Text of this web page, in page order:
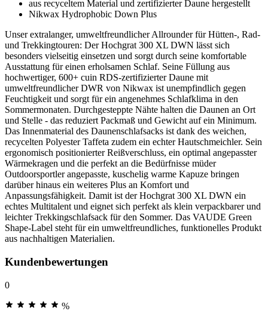
aus recyceltem Material und zertifizierter Daune hergestellt
Nikwax Hydrophobic Down Plus
Unser extralanger, umweltfreundlicher Allrounder für Hütten-, Rad-
und Trekkingtouren: Der Hochgrat 300 XL DWN lässt sich
besonders vielseitig einsetzen und sorgt durch seine komfortable
Ausstattung für einen erholsamen Schlaf. Seine Füllung aus
hochwertiger, 600+ cuin RDS-zertifizierter Daune mit
umweltfreundlicher DWR von Nikwax ist unempfindlich gegen
Feuchtigkeit und sorgt für ein angenehmes Schlafklima in den
Sommermonaten. Durchgesteppte Nähte halten die Daunen an Ort
und Stelle - das reduziert Packmaß und Gewicht auf ein Minimum.
Das Innenmaterial des Daunenschlafsacks ist dank des weichen,
recycelten Polyester Taffeta zudem ein echter Hautschmeichler. Sein
ergonomisch positionierter Reißverschluss, ein optimal angepasster
Wärmekragen und die perfekt an die Bedürfnisse müder
Outdoorsportler angepasste, kuschelig warme Kapuze bringen
darüber hinaus ein weiteres Plus an Komfort und
Anpassungsfähigkeit. Damit ist der Hochgrat 300 XL DWN ein
echtes Multitalent und eignet sich perfekt als klein verpackbarer und
leichter Trekkingschlafsack für den Sommer. Das VAUDE Green
Shape-Label steht für ein umweltfreundliches, funktionelles Produkt
aus nachhaltigen Materialien.
Kundenbewertungen
0
%